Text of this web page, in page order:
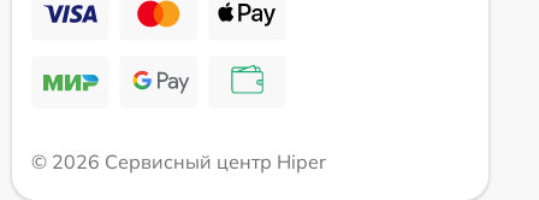
© 2026 Сервисный центр Hiper